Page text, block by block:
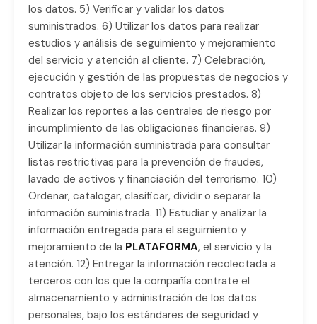
los datos. 5) Verificar y validar los datos
suministrados. 6) Utilizar los datos para realizar
estudios y análisis de seguimiento y mejoramiento
del servicio y atención al cliente. 7) Celebración,
ejecución y gestión de las propuestas de negocios y
contratos objeto de los servicios prestados. 8)
Realizar los reportes a las centrales de riesgo por
incumplimiento de las obligaciones financieras. 9)
Utilizar la información suministrada para consultar
listas restrictivas para la prevención de fraudes,
lavado de activos y financiación del terrorismo. 10)
Ordenar, catalogar, clasificar, dividir o separar la
información suministrada. 11) Estudiar y analizar la
información entregada para el seguimiento y
mejoramiento de la PLATAFORMA, el servicio y la
atención. 12) Entregar la información recolectada a
terceros con los que la compañía contrate el
almacenamiento y administración de los datos
personales, bajo los estándares de seguridad y